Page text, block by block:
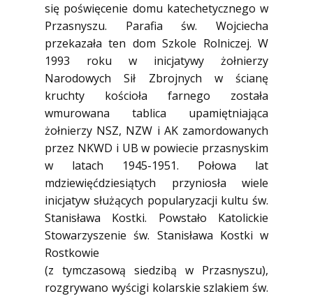
się poświęcenie domu katechetycznego w
Przasnyszu. Parafia św. Wojciecha
przekazała ten dom Szkole Rolniczej. W
1993 roku w inicjatywy żołnierzy
Narodowych Sił Zbrojnych w ścianę
kruchty kościoła farnego została
wmurowana tablica upamiętniająca
żołnierzy NSZ, NZW i AK zamordowanych
przez NKWD i UB w powiecie przasnyskim
w latach 1945-1951. Połowa lat
mdziewięćdziesiątych przyniosła wiele
inicjatyw służących popularyzacji kultu św.
Stanisława Kostki. Powstało Katolickie
Stowarzyszenie św. Stanisława Kostki w
Rostkowie
(z tymczasową siedzibą w Przasnyszu),
rozgrywano wyścigi kolarskie szlakiem św.